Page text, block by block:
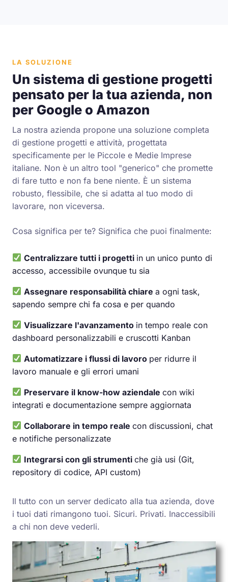
LA SOLUZIONE
Un sistema di gestione progetti
pensato per la tua azienda, non
per Google o Amazon
La nostra azienda propone una soluzione completa
di gestione progetti e attività, progettata
specificamente per le Piccole e Medie Imprese
italiane. Non è un altro tool "generico" che promette
di fare tutto e non fa bene niente. È un sistema
robusto, flessibile, che si adatta al tuo modo di
lavorare, non viceversa.
Cosa significa per te? Significa che puoi finalmente:
Centralizzare tutti i progetti in un unico punto di
accesso, accessibile ovunque tu sia
Assegnare responsabilità chiarea ogni task,
sapendo sempre chi fa cosa e per quando
Visualizzare l'avanzamento in tempo reale con
dashboard personalizzabili e cruscotti Kanban
Automatizzare i flussi di lavoro per ridurre il
lavoro manuale e gli errori umani
Preservare il know-how aziendalecon wiki
integrati e documentazione sempre aggiornata
Collaborare in tempo realecon discussioni, chat
e notifiche personalizzate
Integrarsi con gli strumentiche già usi (Git,
repository di codice, API custom)
Il tutto con un server dedicato alla tua azienda, dove
i tuoi dati rimangono tuoi. Sicuri. Privati. Inaccessibili
a chi non deve vederli.